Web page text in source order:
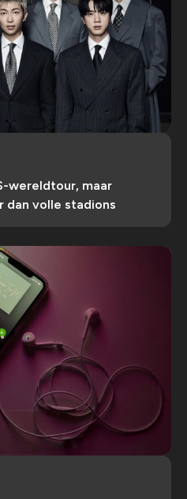
wereldtour, maar
dan volle stadions